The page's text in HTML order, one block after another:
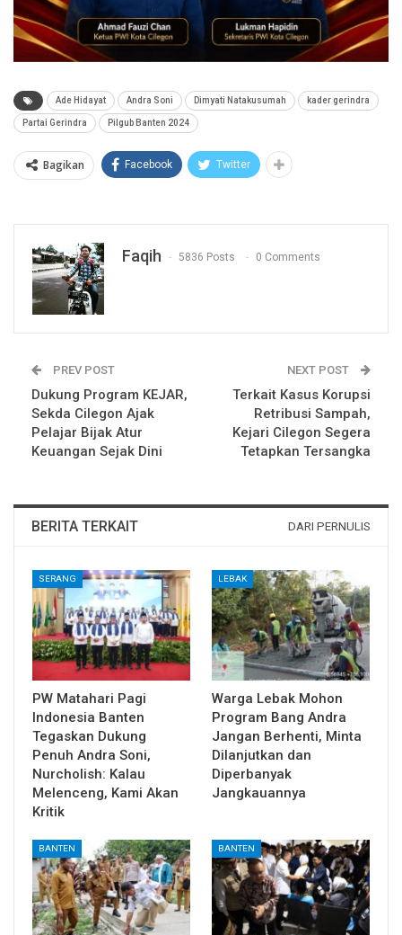
Ade Hidayat Andra Soni Dimyati Natakusumah kader gerindra
Partai Gerindra Pilgub Banten 2024
Bagikan Facebook Twitter
Faqih 5836 Posts 0 Comments
PREV POST
Dukung Program KEJAR,
Sekda Cilegon Ajak
Pelajar Bijak Atur
Keuangan Sejak Dini
NEXT POST
Terkait Kasus Korupsi
Retribusi Sampah,
Kejari Cilegon Segera
Tetapkan Tersangka
BERITA TERKAIT DARI PERNULIS
SERANG
PW Matahari Pagi
Indonesia Banten
Tegaskan Dukung
Penuh Andra Soni,
Nurcholish: Kalau
Melenceng, Kami Akan
Kritik
LEBAK
Warga Lebak Mohon
Program Bang Andra
Jangan Berhenti, Minta
Dilanjutkan dan
Diperbanyak
Jangkauannya
BANTEN BANTEN